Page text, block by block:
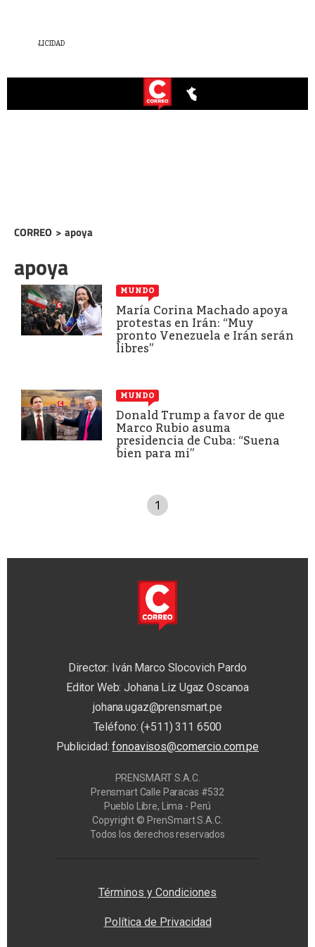
CORREO > apoya
apoya
MUNDO
María Corina Machado apoya
protestas en Irán: “Muy
pronto Venezuela e Irán serán
libres”
MUNDO
Donald Trump a favor de que
Marco Rubio asuma
presidencia de Cuba: “Suena
bien para mi”
1
Director: Iván Marco Slocovich Pardo
Editor Web: Johana Liz Ugaz Oscanoa
johana.ugaz@prensmart.pe
Teléfono: (+511) 311 6500
Publicidad:fonoavisos@comercio.com.pe
PRENSMART S.A.C.
Prensmart Calle Paracas #532
Pueblo Libre, Lima - Perú
Copyright © PrenSmart S.A.C.
Todos los derechos reservados
Términos y Condiciones
Política de Privacidad